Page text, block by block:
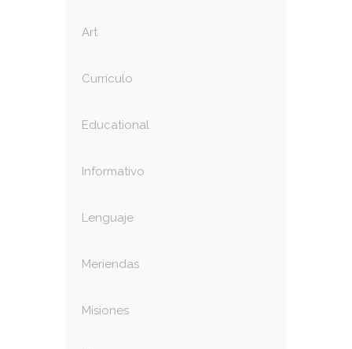
Art
Currículo
Educational
Informativo
Lenguaje
Meriendas
Misiones